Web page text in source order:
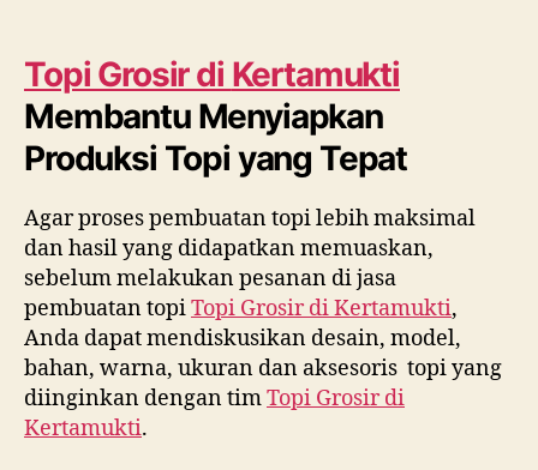
Topi Grosir di Kertamukti
Membantu Menyiapkan
Produksi Topi yang Tepat
Agar proses pembuatan topi lebih maksimal
dan hasil yang didapatkan memuaskan,
sebelum melakukan pesanan di jasa
pembuatan topiTopi Grosir diKertamukti,
Anda dapat mendiskusikan desain, model,
bahan, warna, ukuran dan aksesoris topi yang
diinginkan dengan timTopi Grosir di
Kertamukti.